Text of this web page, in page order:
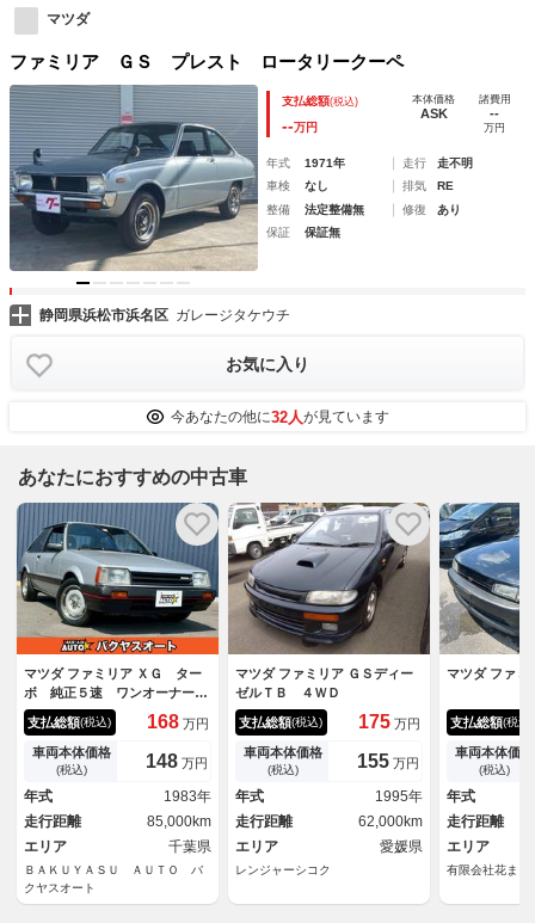
マツダ
ファミリア ＧＳ プレスト ロータリークーペ
支払総額(税込)
--万円
本体価格
ASK
諸費用
--
万円
年式 1971年 走行
走不明
車検
なし 排気
RE
整備
法定整備無 修復
あり
保証
保証無
静岡県浜松市浜名区 ガレージタケウチ
お気に入り
今あなたの他に32人が見ています
あなたにおすすめの中古車
マツダ ファミリア ＸＧ ター
ボ 純正５速 ワンオーナー
走行８５０００キロ フロント
フォグランプ ＢＤ１０５１
５ＭＴ マニュアル車
支払総額(税込) 168 万円
車両本体価格
(税込) 148 万円
年式
1983年
走行距離
85,000km
エリア
千葉県
ＢＡＫＵＹＡＳＵ ＡＵＴＯ バ
クヤスオート
マツダ ファミリア ＧＳディー
ゼルＴＢ ４ＷＤ
支払総額(税込) 175 万円
車両本体価格
(税込) 155 万円
年式
1995年
走行距離
62,000km
エリア
愛媛県
レンジャーシコク
マツダ ファミ
支払総額(税込)
車両本体価格
(税込)
年式
走行距離
エリア
有限会社花まる